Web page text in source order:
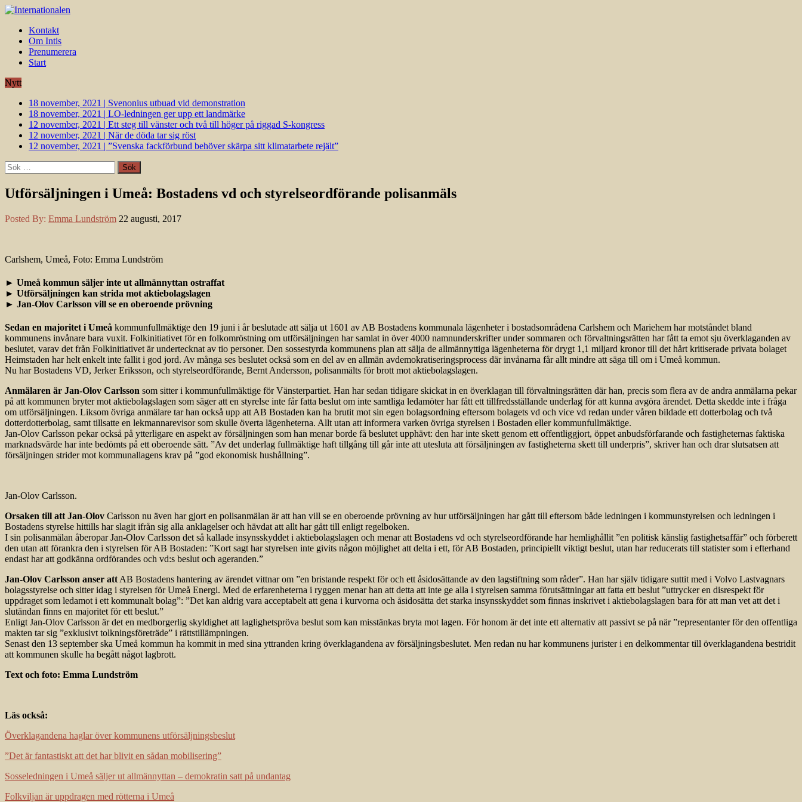
Kontakt
Om Intis
Prenumerera
Start
Nytt
18 november, 2021 | Svenonius utbuad vid demonstration
18 november, 2021 | LO-ledningen ger upp ett landmärke
12 november, 2021 | Ett steg till vänster och två till höger på riggad S-kongress
12 november, 2021 | När de döda tar sig röst
12 november, 2021 | ”Svenska fackförbund behöver skärpa sitt klimatarbete rejält”
Sök
efter:
Utförsäljningen i Umeå: Bostadens vd och styrelseordförande polisanmäls
Posted By: Emma Lundström 22 augusti, 2017
Carlshem, Umeå, Foto: Emma Lundström
► Umeå kommun säljer inte ut allmännyttan ostraffat
► Utförsäljningen kan strida mot aktiebolagslagen
► Jan-Olov Carlsson vill se en oberoende prövning
Sedan en majoritet i Umeå kommunfullmäktige den 19 juni i år beslutade att sälja ut 1601 av AB Bostadens kommunala lägenheter i bostadsområdena Carlshem och Mariehem har motståndet bland
kommunens invånare bara vuxit. Folkinitiativet för en folkomröstning om utförsäljningen har samlat in över 4000 namnunderskrifter under sommaren och förvaltningsrätten har fått ta emot sju överklaganden av
beslutet, varav det från Folkinitiativet är undertecknat av tio personer. Den sossestyrda kommunens plan att sälja de allmännyttiga lägenheterna för drygt 1,1 miljard kronor till det hårt kritiserade privata bolaget
Heimstaden har helt enkelt inte fallit i god jord. Av många ses beslutet också som en del av en allmän avdemokratiseringsprocess där invånarna får allt mindre att säga till om i Umeå kommun.
Nu har Bostadens VD, Jerker Eriksson, och styrelseordförande, Bernt Andersson, polisanmälts för brott mot aktiebolagslagen.
Anmälaren är Jan-Olov Carlsson som sitter i kommunfullmäktige för Vänsterpartiet. Han har sedan tidigare skickat in en överklagan till förvaltningsrätten där han, precis som flera av de andra anmälarna pekar
på att kommunen bryter mot aktiebolagslagen som säger att en styrelse inte får fatta beslut om inte samtliga ledamöter har fått ett tillfredsställande underlag för att kunna avgöra ärendet. Detta skedde inte i fråga
om utförsäljningen. Liksom övriga anmälare tar han också upp att AB Bostaden kan ha brutit mot sin egen bolagsordning eftersom bolagets vd och vice vd redan under våren bildade ett dotterbolag och två
dotterdotterbolag, samt tillsatte en lekmannarevisor som skulle överta lägenheterna. Allt utan att informera varken övriga styrelsen i Bostaden eller kommunfullmäktige.
Jan-Olov Carlsson pekar också på ytterligare en aspekt av försäljningen som han menar borde få beslutet upphävt: den har inte skett genom ett offentliggjort, öppet anbudsförfarande och fastigheternas faktiska
marknadsvärde har inte bedömts på ett oberoende sätt. ”Av det underlag fullmäktige haft tillgång till går inte att utesluta att försäljningen av fastigheterna skett till underpris”, skriver han och drar slutsatsen att
försäljningen strider mot kommunallagens krav på ”god ekonomisk hushållning”.
Jan-Olov Carlsson.
Orsaken till att Jan-Olov Carlsson nu även har gjort en polisanmälan är att han vill se en oberoende prövning av hur utförsäljningen har gått till eftersom både ledningen i kommunstyrelsen och ledningen i
Bostadens styrelse hittills har slagit ifrån sig alla anklagelser och hävdat att allt har gått till enligt regelboken.
I sin polisanmälan åberopar Jan-Olov Carlsson det så kallade insynsskyddet i aktiebolagslagen och menar att Bostadens vd och styrelseordförande har hemlighållit ”en politisk känslig fastighetsaffär” och förberett
den utan att förankra den i styrelsen för AB Bostaden: ”Kort sagt har styrelsen inte givits någon möjlighet att delta i ett, för AB Bostaden, principiellt viktigt beslut, utan har reducerats till statister som i efterhand
endast har att godkänna ordförandes och vd:s beslut och ageranden.”
Jan-Olov Carlsson anser att AB Bostadens hantering av ärendet vittnar om ”en bristande respekt för och ett åsidosättande av den lagstiftning som råder”. Han har själv tidigare suttit med i Volvo Lastvagnars
bolagsstyrelse och sitter idag i styrelsen för Umeå Energi. Med de erfarenheterna i ryggen menar han att detta att inte ge alla i styrelsen samma förutsättningar att fatta ett beslut ”uttrycker en disrespekt för
uppdraget som ledamot i ett kommunalt bolag”: ”Det kan aldrig vara acceptabelt att gena i kurvorna och åsidosätta det starka insynsskyddet som finnas inskrivet i aktiebolagslagen bara för att man vet att det i
slutändan finns en majoritet för ett beslut.”
Enligt Jan-Olov Carlsson är det en medborgerlig skyldighet att laglighetspröva beslut som kan misstänkas bryta mot lagen. För honom är det inte ett alternativ att passivt se på när ”representanter för den offentliga
makten tar sig ”exklusivt tolkningsföreträde” i rättstillämpningen.
Senast den 13 september ska Umeå kommun ha kommit in med sina yttranden kring överklagandena av försäljningsbeslutet. Men redan nu har kommunens jurister i en delkommentar till överklagandena bestridit
att kommunen skulle ha begått något lagbrott.
Text och foto: Emma Lundström
Läs också:
Överklagandena haglar över kommunens utförsäljningsbeslut
”Det är fantastiskt att det har blivit en sådan mobilisering”
Sosseledningen i Umeå säljer ut allmännyttan – demokratin satt på undantag
Folkviljan är uppdragen med rötterna i Umeå